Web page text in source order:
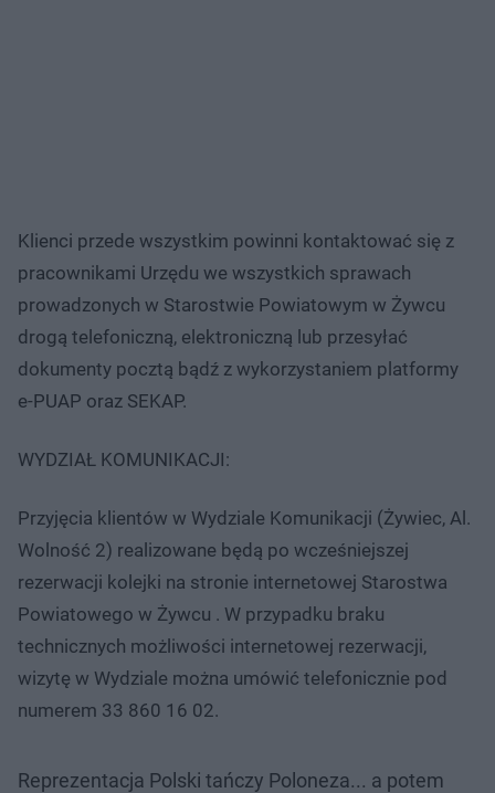
Klienci przede wszystkim powinni kontaktować się z
pracownikami Urzędu we wszystkich sprawach
prowadzonych w Starostwie Powiatowym w Żywcu
drogą telefoniczną, elektroniczną lub przesyłać
dokumenty pocztą bądź z wykorzystaniem platformy
e-PUAP oraz SEKAP.
WYDZIAŁ KOMUNIKACJI:
Przyjęcia klientów w Wydziale Komunikacji (Żywiec, Al.
Wolność 2) realizowane będą po wcześniejszej
rezerwacji kolejki na stronie internetowej Starostwa
Powiatowego w Żywcu . W przypadku braku
technicznych możliwości internetowej rezerwacji,
wizytę w Wydziale można umówić telefonicznie pod
numerem 33 860 16 02.
Reprezentacja Polski tańczy Poloneza... a potem